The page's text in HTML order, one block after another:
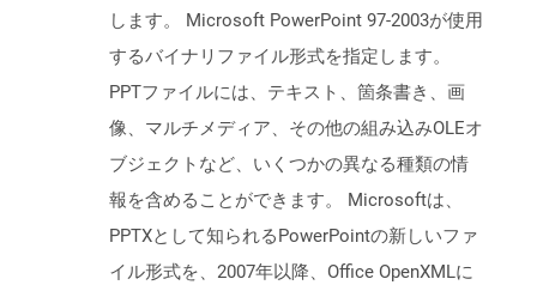
します。 Microsoft PowerPoint 97-2003が使用
するバイナリファイル形式を指定します。
PPTファイルには、テキスト、箇条書き、画
像、マルチメディア、その他の組み込みOLEオ
ブジェクトなど、いくつかの異なる種類の情
報を含めることができます。 Microsoftは、
PPTXとして知られるPowerPointの新しいファ
イル形式を、2007年以降、Office OpenXMLに